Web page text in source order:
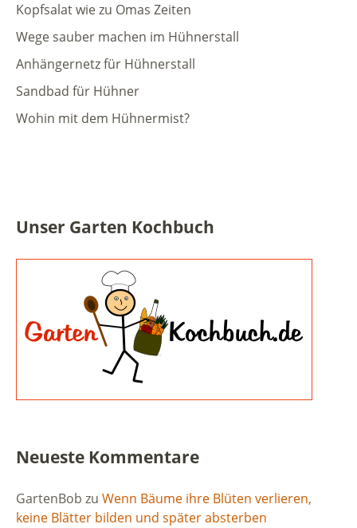
Kopfsalat wie zu Omas Zeiten
Wege sauber machen im Hühnerstall
Anhängernetz für Hühnerstall
Sandbad für Hühner
Wohin mit dem Hühnermist?
Unser Garten Kochbuch
Neueste Kommentare
GartenBob zu Wenn Bäume ihre Blüten verlieren,
keine Blätter bilden und später absterben